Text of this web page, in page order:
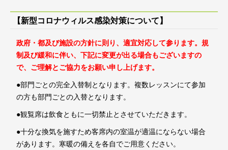
【新型コロナウィルス感染対策について】
政府・都及び施設の方針に則り、適宜対応して参ります。規
制及び緩和に伴い、下記に変更が出る場合もございますの
で、ご理解とご協力をお願い申し上げます。
●部門ごとの完全入替制となります。複数レッスンにて参加
の方も部門ごとの入替となります。
●観覧席は飲食ともに一切禁止とさせていただきます。
●十分な換気を施すため客席内の室温が適温にならない場合
があります。寒暖の備えを各自でご用意ください。